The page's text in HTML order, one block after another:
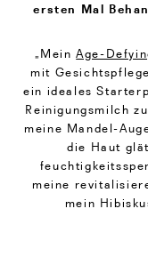
ersten Mal
„MeinAge-
mit
ein ideales
Reinigungsmilch
meine Mandel-
die Haut
meine
mein